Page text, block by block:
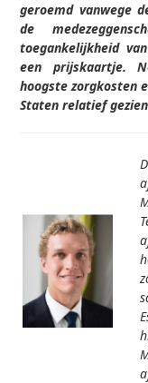
geroemd vanwege
de
toegankelijkheid
een prijskaartje.
hoogste zorgkosten
Staten relatief